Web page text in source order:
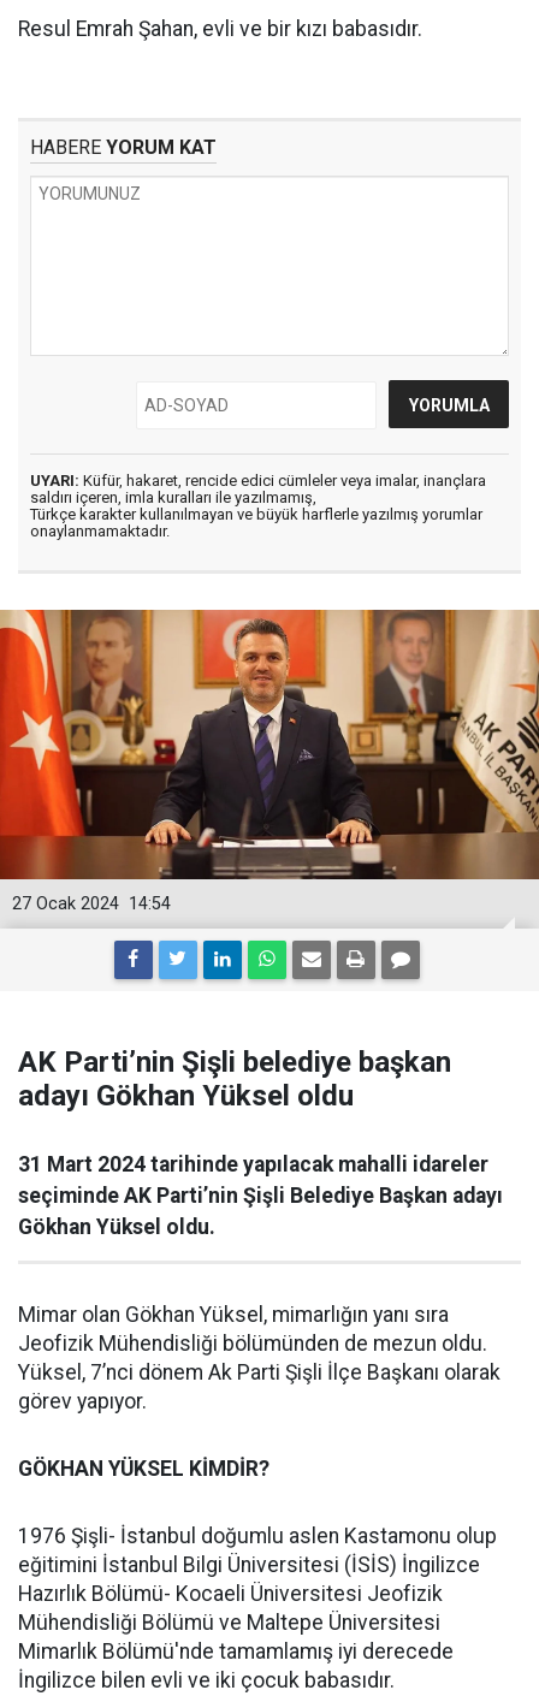
Resul Emrah Şahan, evli ve bir kızı babasıdır.
HABERE YORUM KAT
UYARI: Küfür, hakaret, rencide edici cümleler veya imalar, inançlara
saldırı içeren, imla kuralları ile yazılmamış,
Türkçe karakter kullanılmayan ve büyük harflerle yazılmış yorumlar
onaylanmamaktadır.
14:54
27 Ocak 2024
AK Parti’nin Şişli belediye başkan
adayı Gökhan Yüksel oldu
31 Mart 2024 tarihinde yapılacak mahalli idareler
seçiminde AK Parti’nin Şişli Belediye Başkan adayı
Gökhan Yüksel oldu.
Mimar olan Gökhan Yüksel, mimarlığın yanı sıra
Jeofizik Mühendisliği bölümünden de mezun oldu.
Yüksel, 7’nci dönem Ak Parti Şişli İlçe Başkanı olarak
görev yapıyor.
GÖKHAN YÜKSEL KİMDİR?
1976 Şişli- İstanbul doğumlu aslen Kastamonu olup
eğitimini İstanbul Bilgi Üniversitesi (İSİS) İngilizce
Hazırlık Bölümü- Kocaeli Üniversitesi Jeofizik
Mühendisliği Bölümü ve Maltepe Üniversitesi
Mimarlık Bölümü'nde tamamlamış iyi derecede
İngilizce bilen evli ve iki çocuk babasıdır.